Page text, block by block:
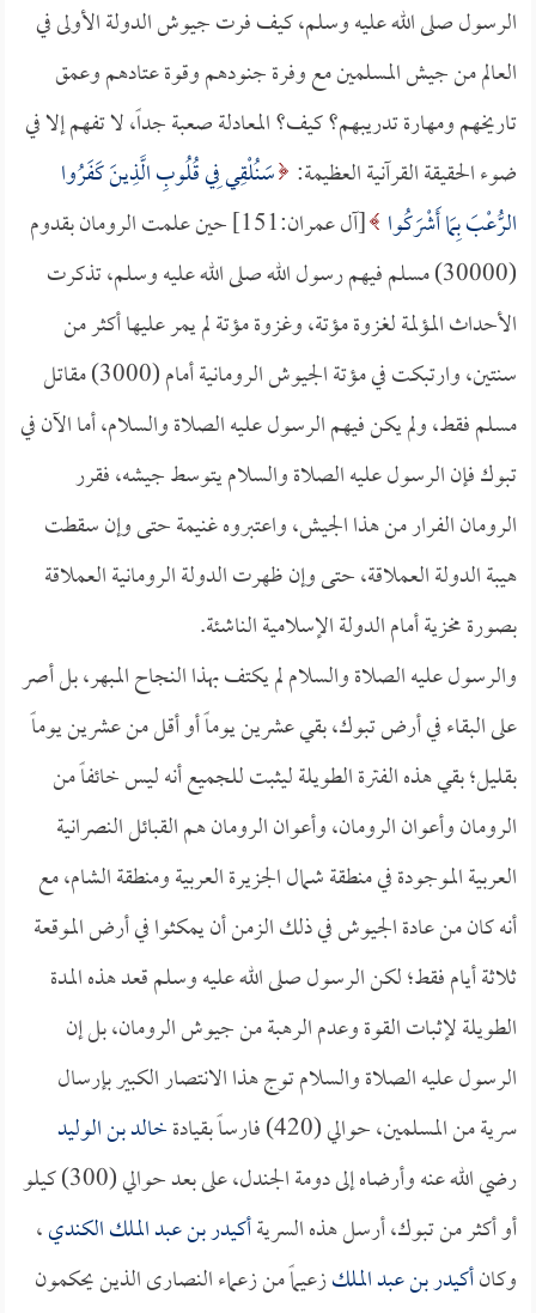
الرسول صلى الله عليه وسلم، كيف فرت جيوش الدولة الأولى في
العالم من جيش المسلمين مع وفرة جنودهم وقوة عتادهم وعمق
تاريخهم ومهارة تدريبهم؟ كيف؟ المعادلة صعبة جداً، لا تفهم إلا في
ضوء الحقيقة القرآنية العظيمة: سَنُلْقِي فِي قُلُوبِ الَّذِينَ كَفَرُوا
الرُّعْبَ بِمَا أَشْرَكُوا
[آل عمران:151] حين علمت الرومان بقدوم
(30000) مسلم فيهم رسول الله صلى الله عليه وسلم، تذكرت
الأحداث المؤلمة لغزوة مؤتة، وغزوة مؤتة لم يمر عليها أكثر من
سنتين، وارتبكت في مؤتة الجيوش الرومانية أمام (3000) مقاتل
مسلم فقط، ولم يكن فيهم الرسول عليه الصلاة والسلام، أما الآن في
تبوك فإن الرسول عليه الصلاة والسلام يتوسط جيشه، فقرر
الرومان الفرار من هذا الجيش، واعتبروه غنيمة حتى وإن سقطت
هيبة الدولة العملاقة، حتى وإن ظهرت الدولة الرومانية العملاقة
بصورة مخزية أمام الدولة الإسلامية الناشئة.
والرسول عليه الصلاة والسلام لم يكتف بهذا النجاح المبهر، بل أصر
على البقاء في أرض تبوك، بقي عشرين يوماً أو أقل من عشرين يوماً
بقليل؛ بقي هذه الفترة الطويلة ليثبت للجميع أنه ليس خائفاً من
الرومان وأعوان الرومان، وأعوان الرومان هم القبائل النصرانية
العربية الموجودة في منطقة شمال الجزيرة العربية ومنطقة الشام، مع
أنه كان من عادة الجيوش في ذلك الزمن أن يمكثوا في أرض الموقعة
ثلاثة أيام فقط؛ لكن الرسول صلى الله عليه وسلم قعد هذه المدة
الطويلة لإثبات القوة وعدم الرهبة من جيوش الرومان، بل إن
الرسول عليه الصلاة والسلام توج هذا الانتصار الكبير بإرسال
سرية من المسلمين، حوالي (420) فارساً بقيادة
خالد بن الوليد
رضي الله عنه وأرضاه إلى دومة الجندل، على بعد حوالي (300) كيلو
أو أكثر من تبوك، أرسل هذه السريةأكيدر بن عبد الملك الكندي،
وكانأكيدر بن عبد الملكزعيماً من زعماء النصارى الذين يحكمون